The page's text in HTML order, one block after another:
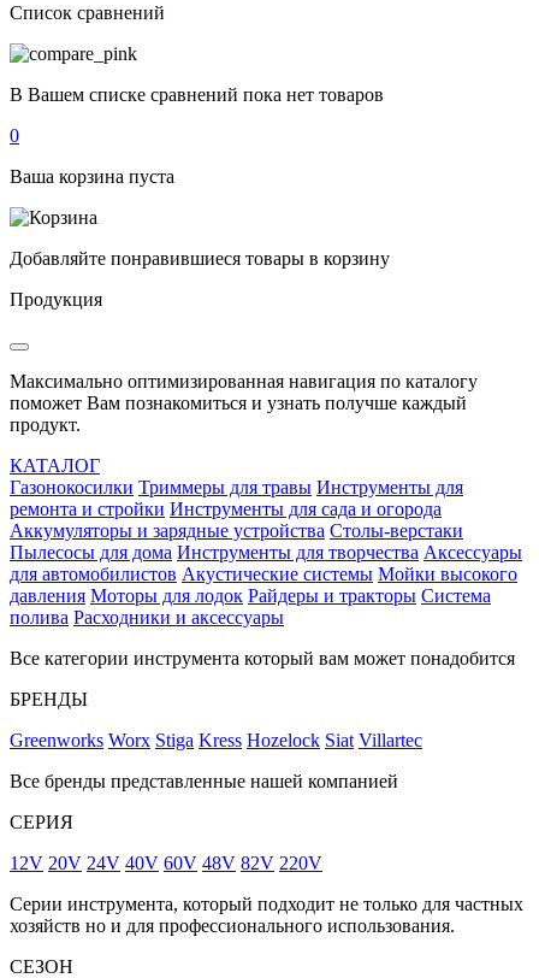
Список сравнений
В Вашем списке сравнений пока нет товаров
0
Ваша корзина пуста
Добавляйте понравившиеся товары в корзину
Продукция
Максимально оптимизированная навигация по каталогу
поможет Вам познакомиться и узнать получше каждый
продукт.
КАТАЛОГ
Газонокосилки Триммеры для травы Инструменты для
ремонта и стройки Инструменты для сада и огорода
Аккумуляторы и зарядные устройства Столы-верстаки
Пылесосы для дома Инструменты для творчества Аксессуары
для автомобилистов Акустические системы Мойки высокого
давления Моторы для лодок Райдеры и тракторы Система
полива Расходники и аксессуары
Все категории инструмента который вам может понадобится
БРЕНДЫ
Greenworks Worx Stiga Kress Hozelock Siat Villartec
Все бренды представленные нашей компанией
СЕРИЯ
12V 20V 24V 40V 60V 48V 82V 220V
Серии инструмента, который подходит не только для частных
хозяйств но и для профессионального использования.
СЕЗОН